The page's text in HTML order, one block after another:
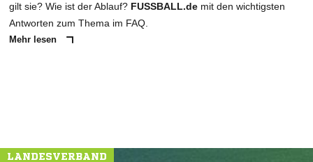
gilt sie? Wie ist der Ablauf? FUSSBALL.de mit den wichtigsten
Antworten zum Thema im FAQ.
Mehr lesen
LANDESVERBAND